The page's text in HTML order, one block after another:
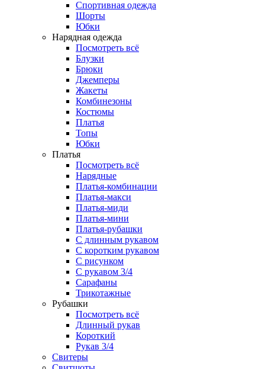
Спортивная одежда
Шорты
Юбки
Нарядная одежда
Посмотреть всё
Блузки
Брюки
Джемперы
Жакеты
Комбинезоны
Костюмы
Платья
Топы
Юбки
Платья
Посмотреть всё
Нарядные
Платья-комбинации
Платья-макси
Платья-миди
Платья-мини
Платья-рубашки
С длинным рукавом
С коротким рукавом
С рисунком
С рукавом 3/4
Сарафаны
Трикотажные
Рубашки
Посмотреть всё
Длинный рукав
Короткий
Рукав 3/4
Свитеры